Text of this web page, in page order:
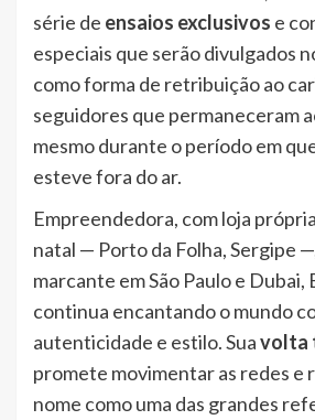
série de ensaios exclusivos e
especiais que serão divulgados
como forma de retribuição ao
seguidores que permaneceram
mesmo durante o período em
esteve fora do ar.
Empreendedora, com loja
natal — Porto da Folha, Sergipe
marcante em São Paulo e Dubai,
continua encantando o mundo
autenticidade e estilo. Suavolta
promete movimentar as redes e
nome como uma das grandes